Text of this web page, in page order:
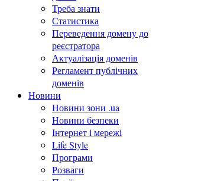
Треба знати
Статистика
Переведення домену до
реєстратора
Актуалізація доменів
Регламент публічних
доменів
Новини
Новини зони .ua
Новини безпеки
Інтернет і мережі
Life Style
Програми
Розваги